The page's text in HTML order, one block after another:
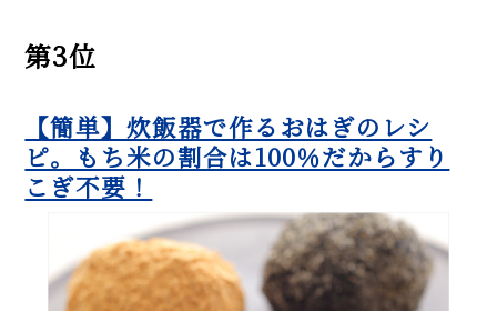
第3位
【簡単】炊飯器で作るおはぎのレシ
ピ。もち米の割合は100％だからすり
こぎ不要！